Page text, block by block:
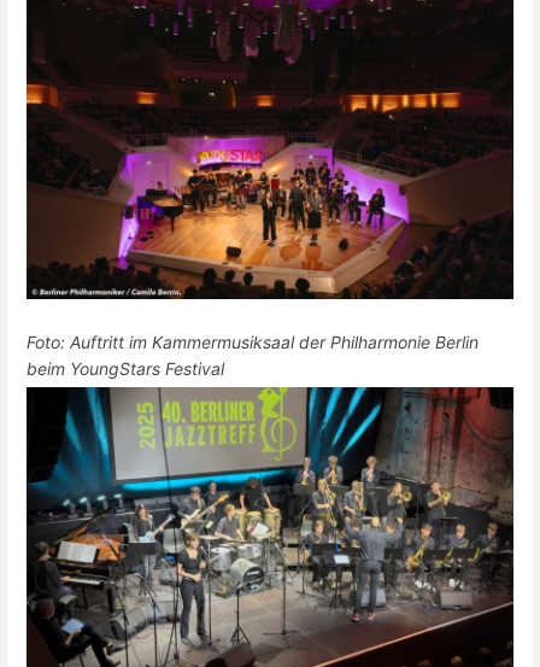
Foto: Auftritt im Kammermusiksaal der Philharmonie Berlin
beim YoungStars Festival